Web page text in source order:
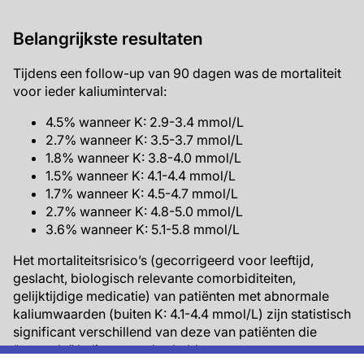
Belangrijkste resultaten
Tijdens een follow-up van 90 dagen was de mortaliteit
voor ieder kaliuminterval:
4.5% wanneer K: 2.9-3.4 mmol/L
2.7% wanneer K: 3.5-3.7 mmol/L
1.8% wanneer K: 3.8-4.0 mmol/L
1.5% wanneer K: 4.1-4.4 mmol/L
1.7% wanneer K: 4.5-4.7 mmol/L
2.7% wanneer K: 4.8-5.0 mmol/L
3.6% wanneer K: 5.1-5.8 mmol/L
Het mortaliteitsrisico’s (gecorrigeerd voor leeftijd,
geslacht, biologisch relevante comorbiditeiten,
gelijktijdige medicatie) van patiënten met abnormale
kaliumwaarden (buiten K: 4.1-4.4 mmol/L) zijn statistisch
significant verschillend van deze van patiënten die
“normale” kaliumwaardes hebben: